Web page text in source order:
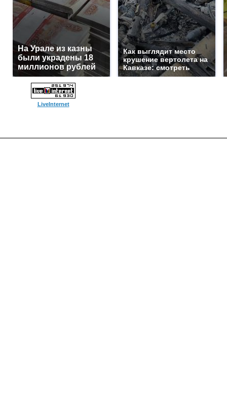
На Урале из казны
были украдены 18
миллионов рублей
Как выглядит место
крушение вертолета на
Кавказе: смотреть
LiveInternet